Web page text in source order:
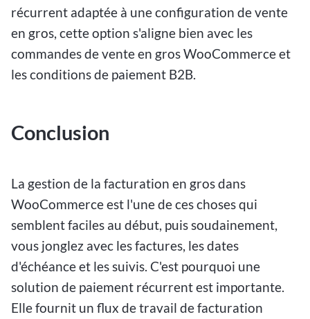
récurrent adaptée à une configuration de vente
en gros, cette option s'aligne bien avec les
commandes de vente en gros WooCommerce et
les conditions de paiement B2B.
Conclusion
La gestion de la facturation en gros dans
WooCommerce est l'une de ces choses qui
semblent faciles au début, puis soudainement,
vous jonglez avec les factures, les dates
d'échéance et les suivis. C'est pourquoi une
solution de paiement récurrent est importante.
Elle fournit un flux de travail de facturation